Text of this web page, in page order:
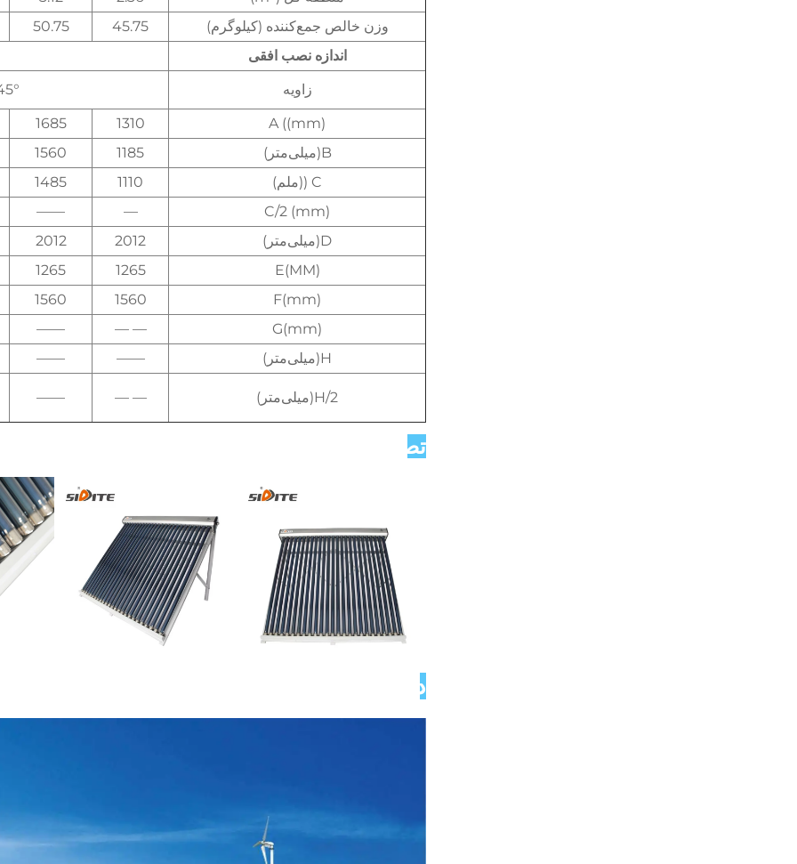
وزن خالص جمع‌کننده (کیلوگرم)
45.75
50.75
اندازه نصب افقی
زاویه
A ((mm)
1310
1685
B(میلی‌متر)
1185
1560
C ((ملم)
1110
1485
C/2 (mm)
—
——
D(میلی‌متر)
2012
2012
E(MM)
1265
1265
F(mm)
1560
1560
G(mm)
— —
——
H(میلی‌متر)
——
——
H/2(میلی‌متر) — —
——
تصاویر دقیق
درباره ما